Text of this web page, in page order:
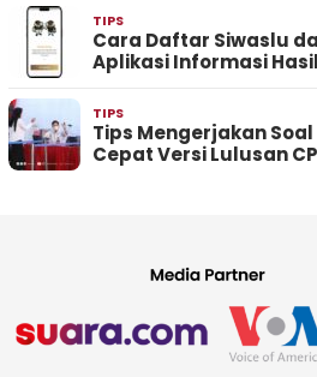
TIPS
Cara Daftar Siwaslu
Aplikasi Informasi
TIPS
Tips Mengerjakan Soal
Cepat Versi Lulusan